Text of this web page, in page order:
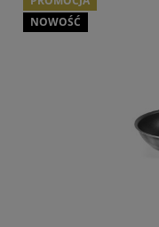
NOWOŚĆ